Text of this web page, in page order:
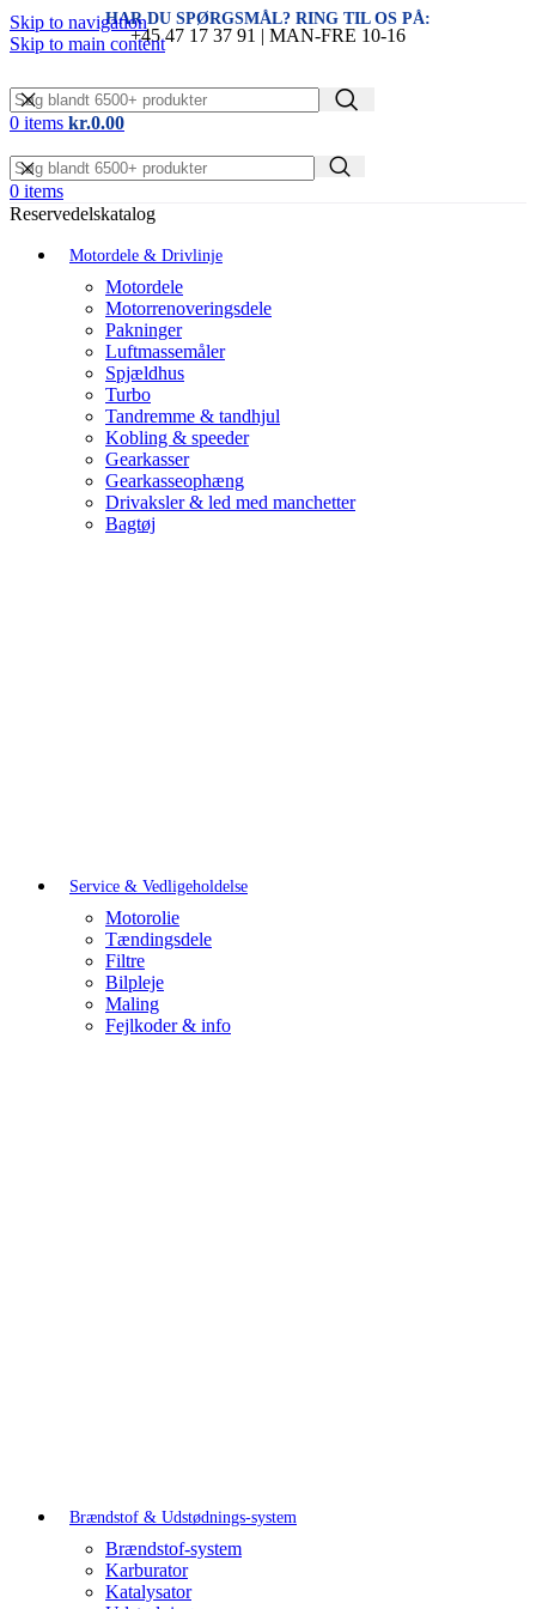
Skip to navigation
Skip to main content
HAR DU SPØRGSMÅL? RING TIL OS PÅ:
+45 47 17 37 91 | MAN-FRE 10-16
0 items kr.0.00
0 items
Reservedelskatalog
Motordele & Drivlinje
Motordele
Motorrenoveringsdele
Pakninger
Luftmassemåler
Spjældhus
Turbo
Tandremme & tandhjul
Kobling & speeder
Gearkasser
Gearkasseophæng
Drivaksler & led med manchetter
Bagtøj
Service & Vedligeholdelse
Motorolie
Tændingsdele
Filtre
Bilpleje
Maling
Fejlkoder & info
Brændstof & Udstødnings-system
Brændstof-system
Karburator
Katalysator